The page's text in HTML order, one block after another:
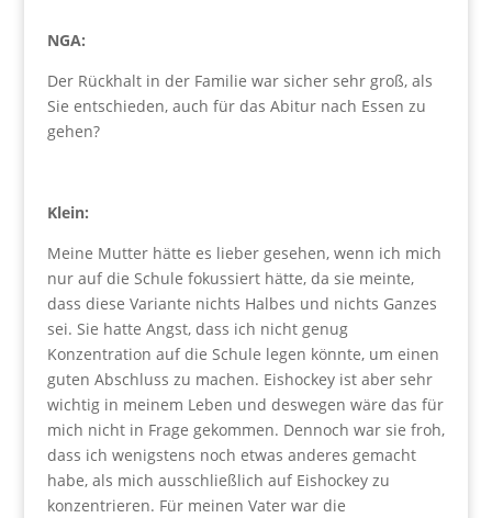
NGA:
Der Rückhalt in der Familie war sicher sehr groß, als
Sie entschieden, auch für das Abitur nach Essen zu
gehen?
Klein:
Meine Mutter hätte es lieber gesehen, wenn ich mich
nur auf die Schule fokussiert hätte, da sie meinte,
dass diese Variante nichts Halbes und nichts Ganzes
sei. Sie hatte Angst, dass ich nicht genug
Konzentration auf die Schule legen könnte, um einen
guten Abschluss zu machen. Eishockey ist aber sehr
wichtig in meinem Leben und deswegen wäre das für
mich nicht in Frage gekommen. Dennoch war sie froh,
dass ich wenigstens noch etwas anderes gemacht
habe, als mich ausschließlich auf Eishockey zu
konzentrieren. Für meinen Vater war die